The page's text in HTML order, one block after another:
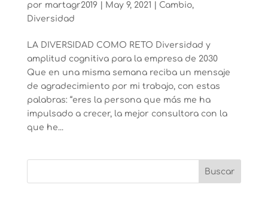
por martagr2019| May 9, 2021 Cambio,
Diversidad
LA DIVERSIDAD COMO RETO Diversidad y
amplitud cognitiva para la empresa de 2030
Que en una misma semana reciba un mensaje
de agradecimiento por mi trabajo, con estas
palabras: “eres la persona que más me ha
impulsado a crecer, la mejor consultora con la
que he...